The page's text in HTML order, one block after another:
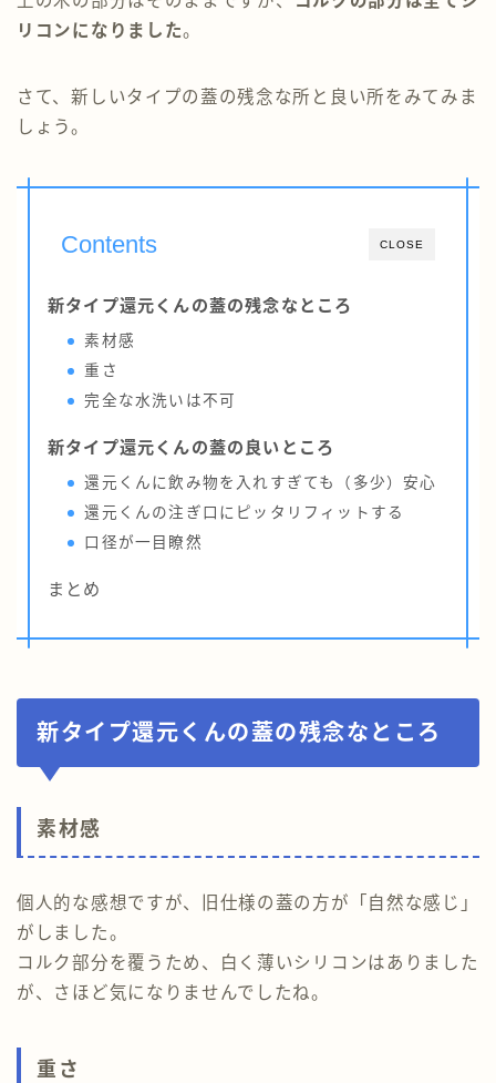
リコンになりました。
さて、新しいタイプの蓋の残念な所と良い所をみてみま
しょう。
CLOSE
Contents
新タイプ還元くんの蓋の残念なところ
素材感
重さ
完全な水洗いは不可
新タイプ還元くんの蓋の良いところ
還元くんに飲み物を入れすぎても（多少）安心
還元くんの注ぎ口にピッタリフィットする
口径が一目瞭然
まとめ
新タイプ還元くんの蓋の残念なところ
素材感
個人的な感想ですが、旧仕様の蓋の方が「自然な感じ」
がしました。
コルク部分を覆うため、白く薄いシリコンはありました
が、さほど気になりませんでしたね。
重さ